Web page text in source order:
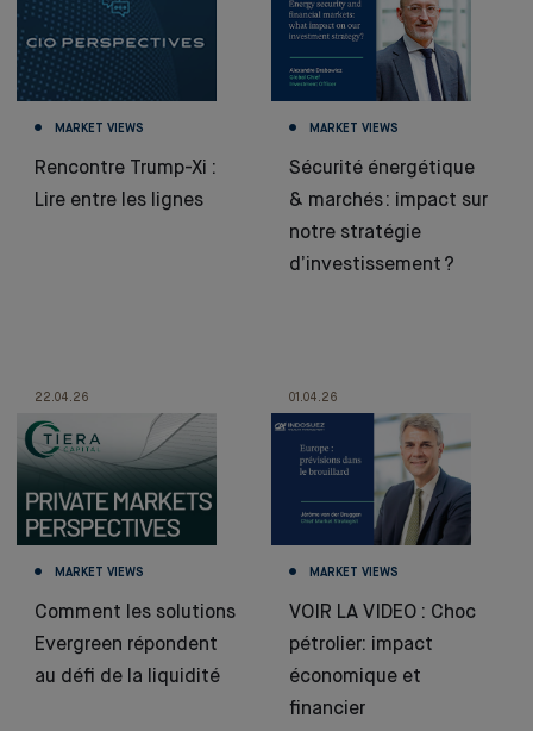
MARKET VIEWS
Rencontre Trump-Xi :
Lire entre les lignes
MARKET VIEWS
Sécurité énergétique
& marchés : impact sur
notre stratégie
d’investissement ?
22.04.26
MARKET VIEWS
Comment les solutions
Evergreen répondent
au défi de la liquidité
01.04.26
MARKET VIEWS
VOIR LA VIDEO : Choc
pétrolier: impact
économique et
financier